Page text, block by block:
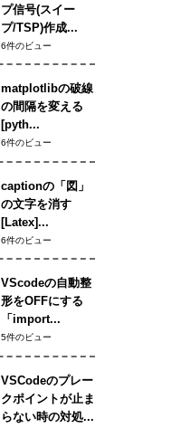
プ信号(スイー
プ/TSP)作成...
6件のビュー
matplotlibの破線
の間隔を変える
[pyth...
6件のビュー
captionの「図」
の文字を消す
[Latex]...
6件のビュー
VScodeの自動整
形をOFFにする
「import...
5件のビュー
VSCodeのプレー
クポイントが止ま
らない時の対処...